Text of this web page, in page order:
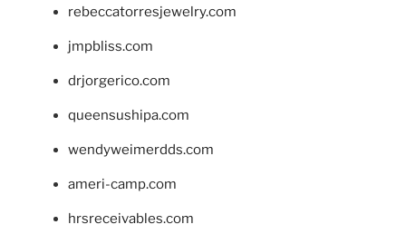
rebeccatorresjewelry.com
jmpbliss.com
drjorgerico.com
queensushipa.com
wendyweimerdds.com
ameri-camp.com
hrsreceivables.com